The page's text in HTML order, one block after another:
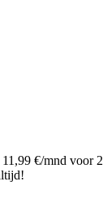
€/mnd voor 2